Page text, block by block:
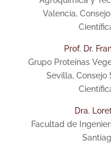
Valencia,
Prof. Dr.
Grupo Proteínas
Sevilla, Consejo
Dra.
Facultad de